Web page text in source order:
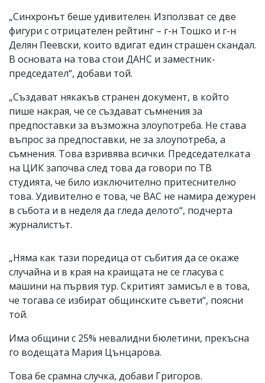
„Синхронът беше удивителен. Използват се две
фигури с отрицателен рейтинг – г-н Тошко и г-н
Делян Пеевски, които вдигат един страшен скандал.
В основата на това стои ДАНС и заместник-
председател“, добави той.
„Създават някакъв странен документ, в който
пише накрая, че се създават съмнения за
предпоставки за възможна злоупотреба. Не става
въпрос за предпоставки, не за злоупотреба, а
съмнения. Това взривява всички. Председателката
на ЦИК започва след това да говори по ТВ
студията, че било изключително притеснително
това. Удивително е това, че ВАС не намира дежурен
в събота и в неделя да гледа делото“, подчерта
журналистът.
„Няма как тази поредица от събития да се окаже
случайна и в края на краищата не се гласува с
машини на първия тур. Скритият замисъл е в това,
че тогава се избират общинските съвети“, поясни
той.
Има общини с 25% невалидни бюлетини, прекъсна
го водещата Мария Цънцарова.
Това бе срамна случка, добави Григоров.